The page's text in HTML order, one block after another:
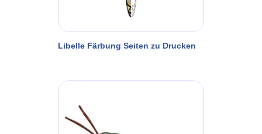
Libelle Färbung Seiten zu Drucken